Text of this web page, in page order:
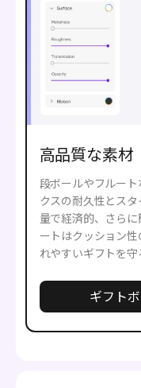
高品質な素材
段ボールやフルー
クスの耐久性とス
量で経済的、さら
ートはクッション
れやすいギフトを守
ギフト